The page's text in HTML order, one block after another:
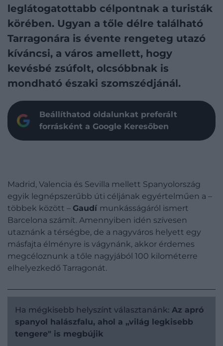
leglátogatottabb célpontnak a turisták
körében. Ugyan a tőle délre található
Tarragonára is évente rengeteg utazó
kíváncsi, a város amellett, hogy
kevésbé zsúfolt, olcsóbbnak is
mondható északi szomszédjánál.
Beállíthatod oldalunkat preferált
forrásként a Google Keresőben
Madrid, Valencia és Sevilla mellett Spanyolország
egyik legnépszerűbb úti céljának egyértelműen a –
többek között – Gaudí munkásságáról ismert
Barcelona számít. Amennyiben idén szívesen
utaznánk a térségbe, de a nagyváros helyett egy
másfajta élményre is vágynánk, akkor érdemes
megcéloznunk a tőle nagyjából 100 kilométerre
elhelyezkedő Tarragonát.
Ha mégkisebb helyszínt választanánk: Az apró
spanyol halászfalu, ahol a „világ legkisebb
tengere" is megbújik